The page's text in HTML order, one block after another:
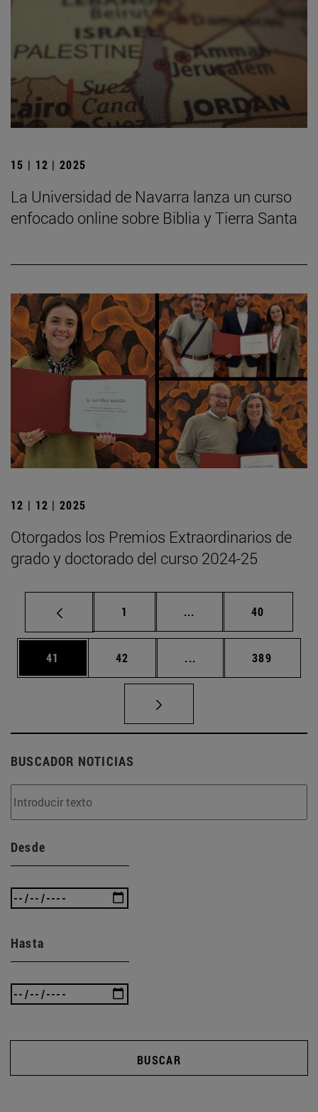
15 | 12 | 2025
La Universidad de Navarra lanza un curso
enfocado online sobre Biblia y Tierra Santa
12 | 12 | 2025
Otorgados los Premios Extraordinarios de
grado y doctorado del curso 2024-25
Página
1 ... Páginas intermedias
Página
40
Página
41 Página
42 ... Páginas intermedias
Página
389
BUSCADOR NOTICIAS
Desde
Hasta
BUSCAR